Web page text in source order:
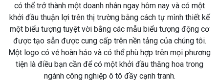
có thể trở thành một doanh nhân ngay hôm nay và có một
khởi đầu thuận lợi trên thị trường bằng cách tự mình thiết kế
một biểu tượng tuyệt vời bằng các mẫu biểu tượng động cơ
được tạo sẵn được cung cấp trên nền tảng của chúng tôi.
Một logo có vẻ hoàn hảo và có thể phù hợp trên mọi phương
tiện là điều bạn cần để có một khởi đầu thăng hoa trong
ngành công nghiệp ô tô đầy cạnh tranh.